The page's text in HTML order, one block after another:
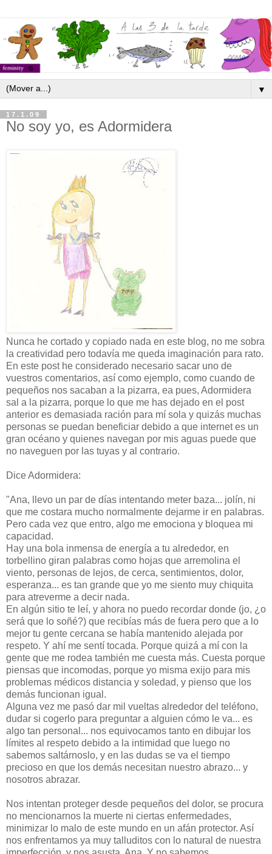
▼
17.1.09
No soy yo, es Adormidera
Nunca he cortado y copiado nada en este blog, no me sobra
la creatividad pero todavía me queda imaginación para rato.
En este post he considerado necesario sacar uno de
vuestros comentarios, así como ejemplo, como cuando de
pequeños nos sacaban a la pizarra, ea pues, Adormidera
sal a la pizarra, porque lo que me has dejado en el post
anterior es demasiada ración para mí sola y quizás muchas
personas se puedan beneficiar debido a que internet es un
gran océano y quienes navegan por mis aguas puede que
no naveguen por las tuyas y al contrario.
Dice Adormidera:
"Ana, llevo un par de días intentando meter baza... jolín, ni
que me costara mucho normalmente dejarme ir en palabras.
Pero cada vez que entro, algo me emociona y bloquea mi
capacidad.
Hay una bola inmensa de energía a tu alrededor, en
torbellino giran palabras como hojas que arremolina el
viento, personas de lejos, de cerca, sentimientos, dolor,
esperanza... es tan grande que yo me siento muy chiquita
para atreverme a decir nada.
En algún sitio te leí, y ahora no puedo recordar donde (jo, ¿o
será que lo soñé?) que recibías más de fuera pero que a lo
mejor tu gente cercana se había mantenido alejada por
respeto. Y ahí me sentí tocada. Porque quizá a mí con la
gente que me rodea también me cuesta más. Cuesta porque
piensas que incomodas, porque yo misma exijo para mis
problemas médicos distancia y soledad, y pienso que los
demás funcionan igual.
Alguna vez me pasó dar mil vueltas alrededor del teléfono,
dudar si cogerlo para preguntar a alguien cómo le va... es
algo tan personal... nos equivocamos tanto en dibujar los
límites al respeto debido a la intimidad que luego no
sabemos saltárnoslo, y en las dudas se va el tiempo
precioso en que los demás necesitan nuestro abrazo... y
nosotros abrazar.
Nos intentan proteger desde pequeños del dolor, se procura
no mencionarnos la muerte ni ciertas enfermedades,
minimizar lo malo de este mundo en un afán protector. Así
nos enfrentamos ya muy talluditos con lo natural de nuestra